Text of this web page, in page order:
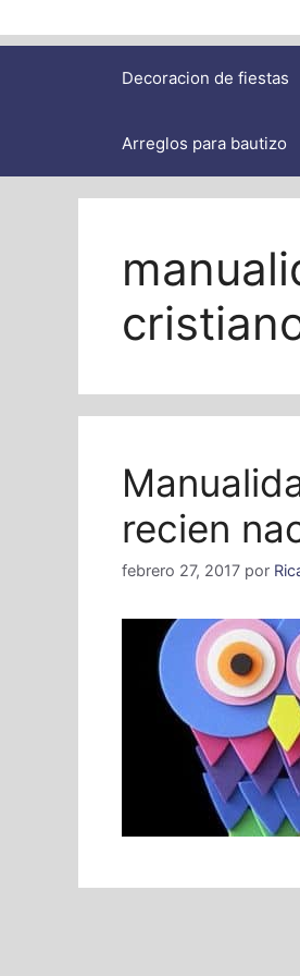
Decoracion de fiestas
Arreglos para bautizo
recien
febrero 27, 2017 por